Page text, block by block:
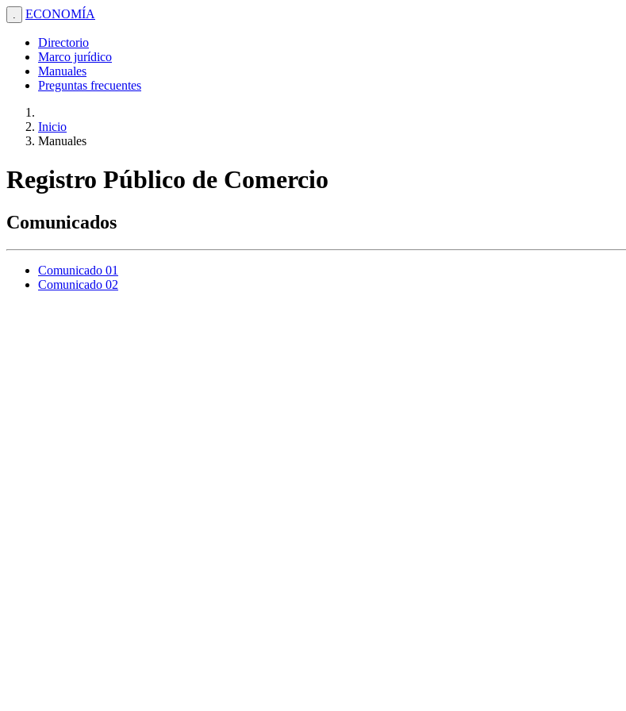
. ECONOMÍA
Directorio
Marco jurídico
Manuales
Preguntas frecuentes
Inicio
Manuales
Registro Público de Comercio
Comunicados
Comunicado 01
Comunicado 02